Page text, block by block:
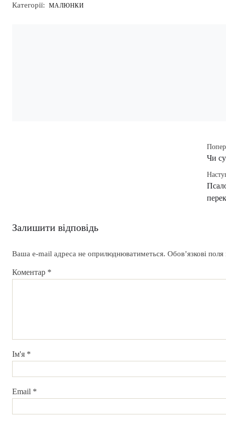
Категорії: МАЛЮНКИ
Чи
Залишити відповідь
Ваша e-mail адреса не оприлюднюватиметься. Обов’язкові
Коментар *
Ім'я *
Email *